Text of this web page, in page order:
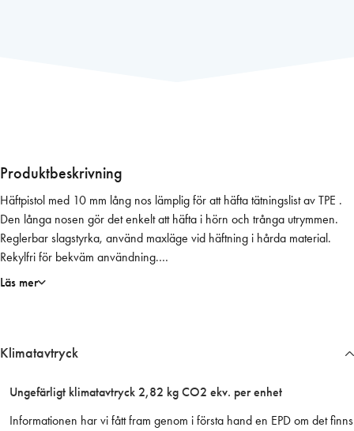
p
i
d
R
3
0
g
Klimatavtryck
Ungefärligt klimatavtryck 2,82 kg CO2 ekv. per enhet
Informationen har vi fått fram genom i första hand en EPD om det finns
Produktbeskrivning
Häftpistol med 10 mm lång nos lämplig för att häfta tätningslist av TPE .
Den långa nosen gör det enkelt att häfta i hörn och trånga utrymmen.
Reglerbar slagstyrka, använd maxläge vid häftning i hårda material.
Rekylfri för bekväm användning.
För passande klammer se art.nr. 3121
Läs mer